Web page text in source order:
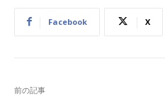
Facebook X
前の記事